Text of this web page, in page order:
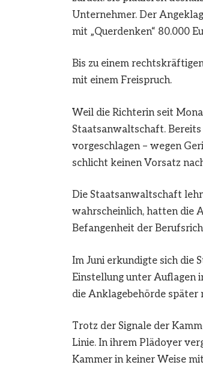
Unternehmer. Der
mit „Querdenken“ 80.000
Bis zu einem
mit einem Freispruch.
Weil die Richterin seit
Staatsanwaltschaft.
vorgeschlagen – wegen
schlicht keinen Vorsatz
Die Staatsanwaltschaft
wahrscheinlich, hatten die
Befangenheit der
Im Juni erkundigte sich die
Einstellung unter Auflagen
die Anklagebehörde später
Trotz der Signale der
Linie. In ihrem Plädoyer
Kammer in keiner Weise